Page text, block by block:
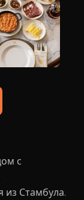
с
Стамбула.